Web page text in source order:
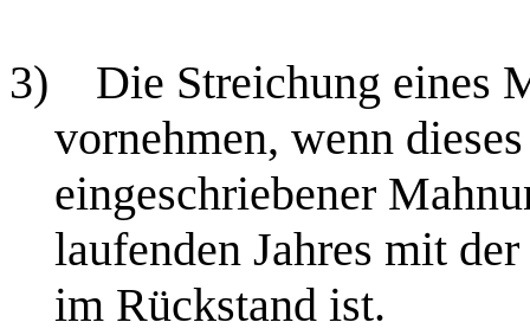
3)
Die Streichung eines
vornehmen, wenn
eingeschriebener
laufenden Jahres mit
im Rückstand ist.